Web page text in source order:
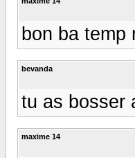
bon ba temp
bevanda
tu as bosser
maxime 14